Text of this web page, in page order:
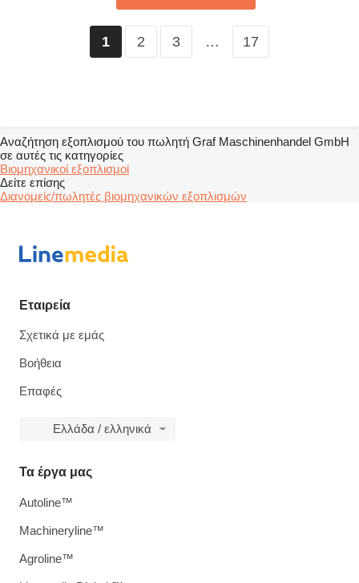
1 2 3 … 17
Αναζήτηση εξοπλισμού του πωλητή Graf Maschinenhandel GmbH
σε αυτές τις κατηγορίες
Βιομηχανικοί εξοπλισμοί
Δείτε επίσης
Διανομείς/πωλητές βιομηχανικών εξοπλισμών
Εταιρεία
Σχετικά με εμάς
Βοήθεια
Επαφές
Ελλάδα / ελληνικά
Τα έργα μας
Autoline™
Machineryline™
Agroline™